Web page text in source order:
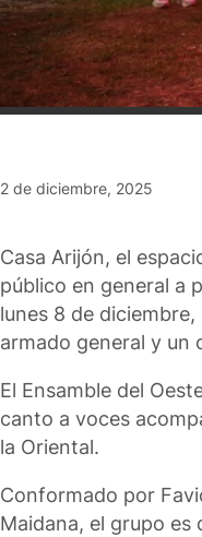
2 de diciembre, 2025
Casa Arijón, el
público en general a
lunes 8 de
armado general y un
El Ensamble del
canto a voces
la Oriental.
Conformado por
Maidana, el grupo